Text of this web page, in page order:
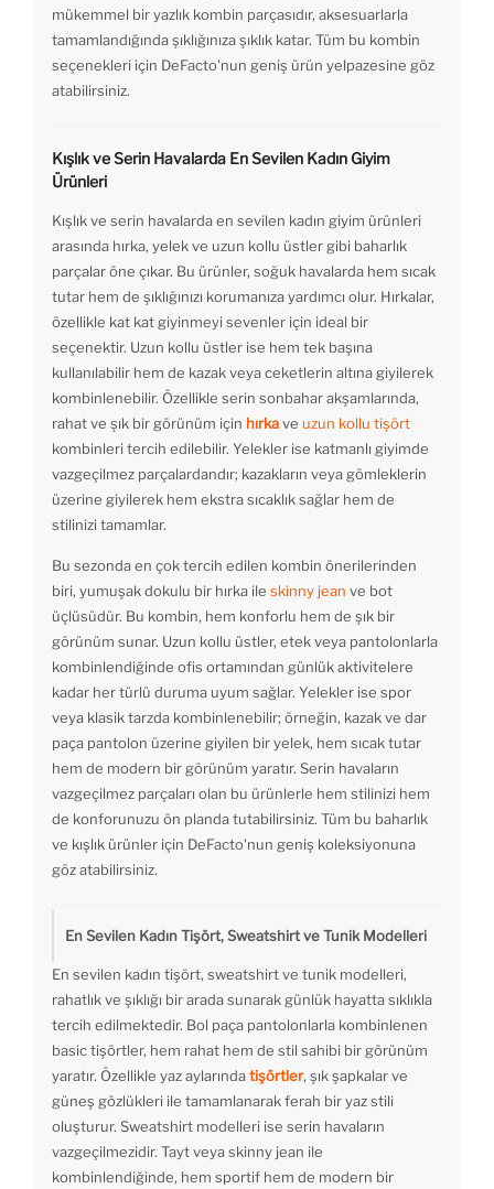
mükemmel bir yazlık kombin parçasıdır, aksesuarlarla
tamamlandığında şıklığınıza şıklık katar. Tüm bu kombin
seçenekleri için DeFacto'nun geniş ürün yelpazesine göz
atabilirsiniz.
Kışlık ve Serin Havalarda En Sevilen Kadın Giyim
Ürünleri
Kışlık ve serin havalarda en sevilen kadın giyim ürünleri
arasında hırka, yelek ve uzun kollu üstler gibi baharlık
parçalar öne çıkar. Bu ürünler, soğuk havalarda hem sıcak
tutar hem de şıklığınızı korumanıza yardımcı olur. Hırkalar,
özellikle kat kat giyinmeyi sevenler için ideal bir
seçenektir. Uzun kollu üstler ise hem tek başına
kullanılabilir hem de kazak veya ceketlerin altına giyilerek
kombinlenebilir. Özellikle serin sonbahar akşamlarında,
rahat ve şık bir görünüm için hırkave uzun kollu tişört
kombinleri tercih edilebilir. Yelekler ise katmanlı giyimde
vazgeçilmez parçalardandır; kazakların veya gömleklerin
üzerine giyilerek hem ekstra sıcaklık sağlar hem de
stilinizi tamamlar.
Bu sezonda en çok tercih edilen kombin önerilerinden
biri, yumuşak dokulu bir hırka ile skinny jean ve bot
üçlüsüdür. Bu kombin, hem konforlu hem de şık bir
görünüm sunar. Uzun kollu üstler, etek veya pantolonlarla
kombinlendiğinde ofis ortamından günlük aktivitelere
kadar her türlü duruma uyum sağlar. Yelekler ise spor
veya klasik tarzda kombinlenebilir; örneğin, kazak ve dar
paça pantolon üzerine giyilen bir yelek, hem sıcak tutar
hem de modern bir görünüm yaratır. Serin havaların
vazgeçilmez parçaları olan bu ürünlerle hem stilinizi hem
de konforunuzu ön planda tutabilirsiniz. Tüm bu baharlık
ve kışlık ürünler için DeFacto'nun geniş koleksiyonuna
göz atabilirsiniz.
En Sevilen Kadın Tişört, Sweatshirt ve Tunik Modelleri
En sevilen kadın tişört, sweatshirt ve tunik modelleri,
rahatlık ve şıklığı bir arada sunarak günlük hayatta sıklıkla
tercih edilmektedir. Bol paça pantolonlarla kombinlenen
basic tişörtler, hem rahat hem de stil sahibi bir görünüm
yaratır. Özellikle yaz aylarındatişörtler, şık şapkalar ve
güneş gözlükleri ile tamamlanarak ferah bir yaz stili
oluşturur. Sweatshirt modelleri ise serin havaların
vazgeçilmezidir. Tayt veya skinny jean ile
kombinlendiğinde, hem sportif hem de modern bir